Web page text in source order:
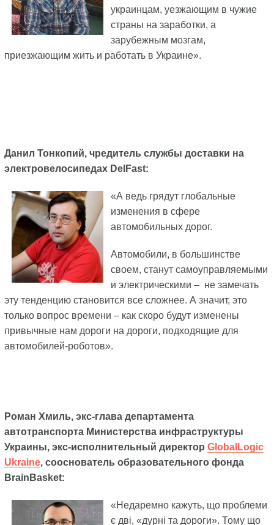
украинцам, уезжающим в чужие
страны на заработки, а
зарубежным мозгам,
приезжающим жить и работать в Украине».
Данил Тонкопий, чредитель службы доставки на
электровелосипедах DelFast:
«А ведь грядут глобальные
изменения в сфере
автомобильных дорог.
Автомобили, в большинстве
своем, станут самоуправляемыми
и электрическими – не замечать
эту тенденцию становится все сложнее. А значит, это
только вопрос времени – как скоро будут изменены
привычные нам дороги на дороги, подходящие для
автомобилей-роботов».
Роман Хмиль, экс-глава департамента
автотранспорта Министерства инфраструктуры
Украины, экс-исполнительный директор GlobalLogic
Ukraine, сооснователь образовательного фонда
BrainBasket:
«Недаремно кажуть, що проблеми
є дві, «дурні та дороги». Тому що